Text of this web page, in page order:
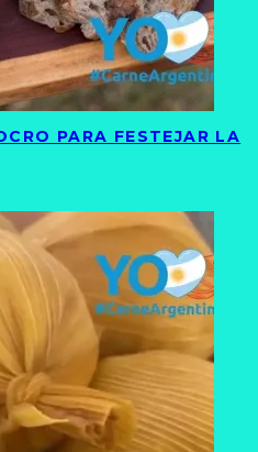
PARA FESTEJAR LA